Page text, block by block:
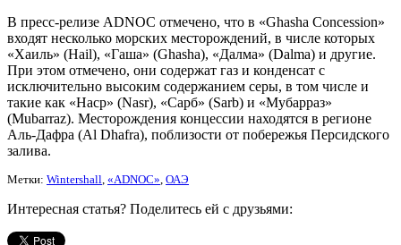
В пресс-релизе ADNOC отмечено, что в «Ghasha Concession»
входят несколько морских месторождений, в числе которых
«Хаиль» (Hail), «Гаша» (Ghasha), «Далма» (Dalma) и другие.
При этом отмечено, они содержат газ и конденсат с
исключительно высоким содержанием серы, в том числе и
такие как «Наср» (Nasr), «Сарб» (Sarb) и «Мубарраз»
(Mubarraz). Месторождения концессии находятся в регионе
Аль-Дафра (Al Dhafra), поблизости от побережья Персидского
залива.
Метки: Wintershall, «ADNOC», ОАЭ
Интересная статья? Поделитесь ей с друзьями: